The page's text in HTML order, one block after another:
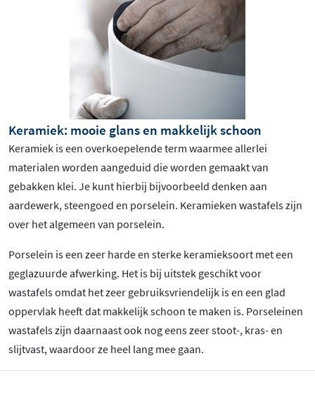
Keramiek: mooie glans en makkelijk schoon
Keramiek is een overkoepelende term waarmee allerlei
materialen worden aangeduid die worden gemaakt van
gebakken klei. Je kunt hierbij bijvoorbeeld denken aan
aardewerk, steengoed en porselein. Keramieken wastafels zijn
over het algemeen van porselein.
Porselein is een zeer harde en sterke keramieksoort met een
geglazuurde afwerking. Het is bij uitstek geschikt voor
wastafels omdat het zeer gebruiksvriendelijk is en een glad
oppervlak heeft dat makkelijk schoon te maken is. Porseleinen
wastafels zijn daarnaast ook nog eens zeer stoot-, kras- en
slijtvast, waardoor ze heel lang mee gaan.